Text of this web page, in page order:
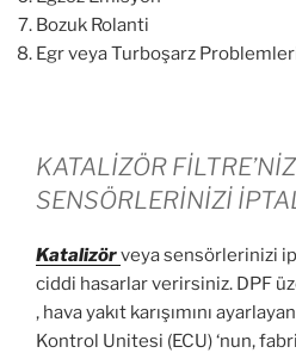
Bozuk Rolanti
Egr veya Turboşarz
KATALİZÖR
SENSÖRLERİNİZİ
Katalizörveya sensörlerinizi
ciddi hasarlar verirsiniz. DPF
, hava yakıt karışımını
Kontrol Unitesi (ECU) ‘nun,